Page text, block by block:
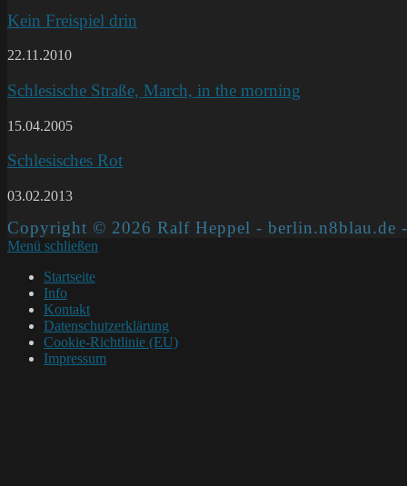
Kein Freispiel drin
22.11.2010
Schlesische Straße, March, in the morning
15.04.2005
Schlesisches Rot
03.02.2013
Copyright © 2026 Ralf Heppel - berlin.n8blau.de
Menü schließen
Startseite
Info
Kontakt
Datenschutzerklärung
Cookie-Richtlinie (EU)
Impressum